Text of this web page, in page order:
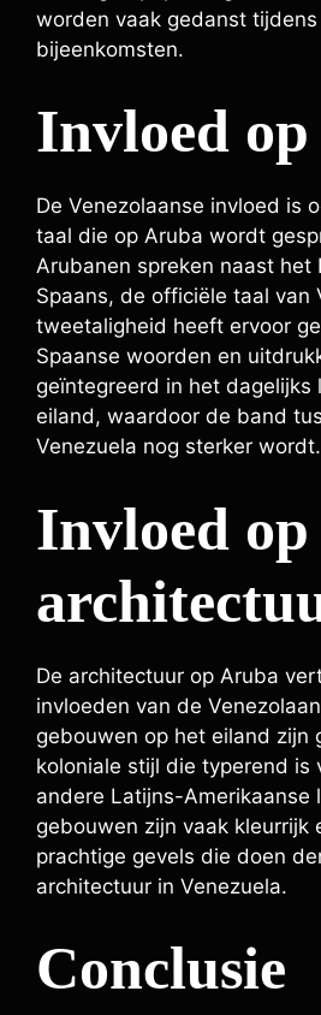
worden vaak gedanst
bijeenkomsten.
Invloed
De Venezolaanse invloed is
taal die op Aruba wordt
Arubanen spreken naast het
Spaans, de officiële taal van
tweetaligheid heeft ervoor
Spaanse woorden en
geïntegreerd in het dagelijks
eiland, waardoor de band
Venezuela nog sterker wordt.
Invloed op
De architectuur op Aruba
invloeden van de
gebouwen op het eiland zijn
koloniale stijl die typerend is
andere Latijns-Amerikaanse
gebouwen zijn vaak kleurrijk
prachtige gevels die doen
architectuur in Venezuela.
Conclusie